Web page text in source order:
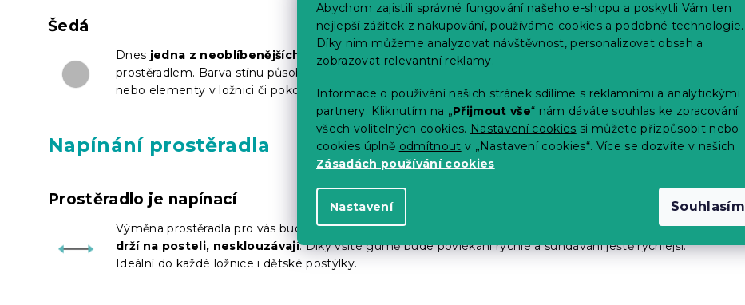
Abychom zajistili správné fungování našeho e-shopu a poskytli Vám ten
nejlepší zážitek z nakupování, používáme cookies a podobné technologie.
Díky nim můžeme analyzovat návštěvnost, personalizovat obsah a
zobrazovat relevantní reklamy.
Informace o používání našich stránek sdílíme s reklamními a analytickými
partnery. Kliknutím na „Přijmout vše“ nám dáváte souhlas ke zpracování
všech volitelných cookies. Nastavení cookies si můžete přizpůsobit nebo
cookies úplně odmítnout v „Nastavení cookies“. Více se dozvíte v našich
Zásadách používání cookies
Nastavení Souhlasím
Šedá
Dnes jedna z neoblíbenějších barev a kombinací . Zkuste i vy vykouzlit moderní ložnici s šedým
prostěradlem. Barva stínu působí přirozeně a
nebo elementy v ložnici či pokoji.
Napínání prostěradla
Prostěradlo je napínací
Výměna prostěradla pro vás bude hračka.Napínací prostěradla jsou velice praktická a výborně
drží na posteli, nesklouzávají. Díky všité gumě bude povlékání rychlé a sundávání ještě rychlejší.
Ideální do každé ložnice i dětské postýlky.